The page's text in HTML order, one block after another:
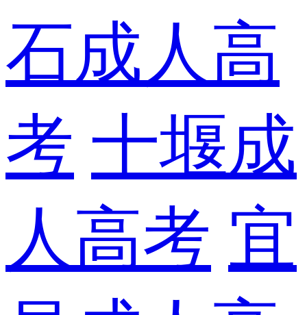
石成人高
考 十堰成
人高考 宜